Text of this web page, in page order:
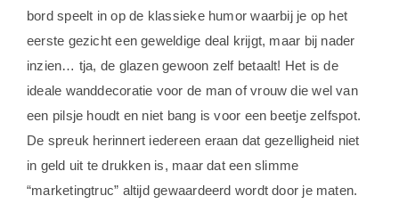
bord speelt in op de klassieke humor waarbij je op het
eerste gezicht een geweldige deal krijgt, maar bij nader
inzien… tja, de glazen gewoon zelf betaalt! Het is de
ideale wanddecoratie voor de man of vrouw die wel van
een pilsje houdt en niet bang is voor een beetje zelfspot.
De spreuk herinnert iedereen eraan dat gezelligheid niet
in geld uit te drukken is, maar dat een slimme
“marketingtruc” altijd gewaardeerd wordt door je maten.